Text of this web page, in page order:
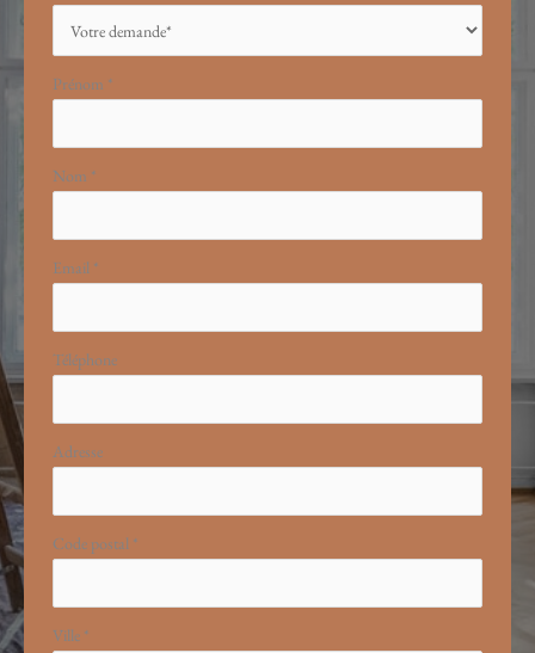
Prénom *
Nom *
Email *
Téléphone
Adresse
Code postal *
Ville *